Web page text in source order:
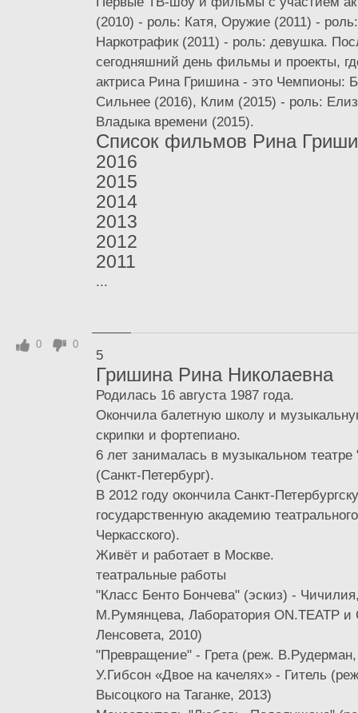
(2010) - роль: Катя, Оружие (2011) -
Наркотрафик (2011) - роль: девушка.
сегодняшний день фильмы и проекты,
актриса Рина Гришина - это Чемпионы:
Сильнее (2016), Клим (2015) - роль:
Владыка времени (2015).
Список фильмов Рина
2016
2015
2014
2013
2012
2011
...
5
Гришина Рина Николаевна
Родилась 16 августа 1987 года.
Окончила балетную школу и
скрипки и фортепиано.
6 лет занималась в музыкальном театре
(Санкт-Петербург).
В 2012 году окончила Санкт-
государственную академию
Черкасского).
Живёт и работает в Москве.
театральные работы
"Класс Бенто Бончева" (эскиз) -
М.Румянцева, Лаборатория ON.ТЕАТР
Ленсовета, 2010)
"Превращение" - Грета (реж. В.Рудерман,
У.Гибсон «Двое на качелях» - Гитель
Высоцкого на Таганке, 2013)
0 0